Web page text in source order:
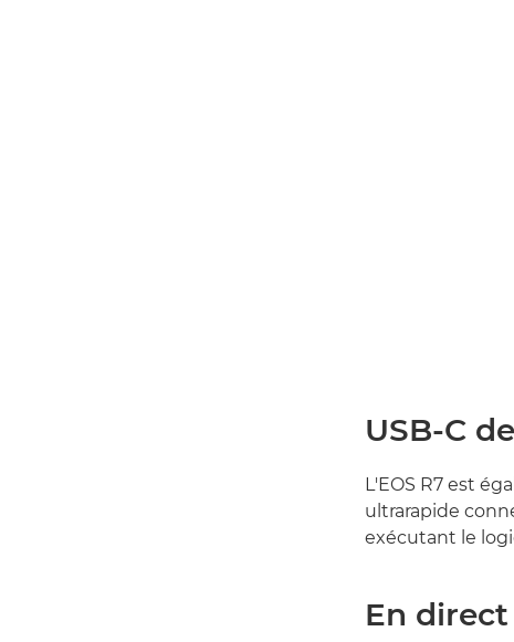
USB-C
L'EOS R7 est
ultrarapide
exécutant le
En direct